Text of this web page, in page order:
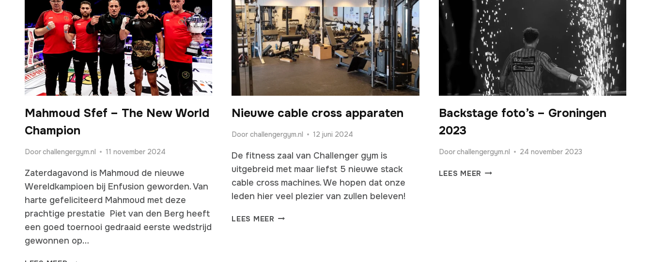
Mahmoud Sfef – The New World
Champion
Doorchallengergym.nl 11 november 2024
Zaterdagavond is Mahmoud de nieuwe
Wereldkampioen bij Enfusion geworden. Van
harte gefeliciteerd Mahmoud met deze
prachtige prestatie Piet van den Berg heeft
een goed toernooi gedraaid eerste wedstrijd
gewonnen op…
Nieuwe cable cross apparaten
Door challengergym.nl 12 juni 2024
De fitness zaal van Challenger gym is
uitgebreid met maar liefst 5 nieuwe stack
cable cross machines. We hopen dat onze
leden hier veel plezier van zullen beleven!
LEES MEER NIEUWE
Backstage foto’s – Groningen
2023
Doorchallengergym.nl 24 november 2023
LEES MEER BACKSTAGE